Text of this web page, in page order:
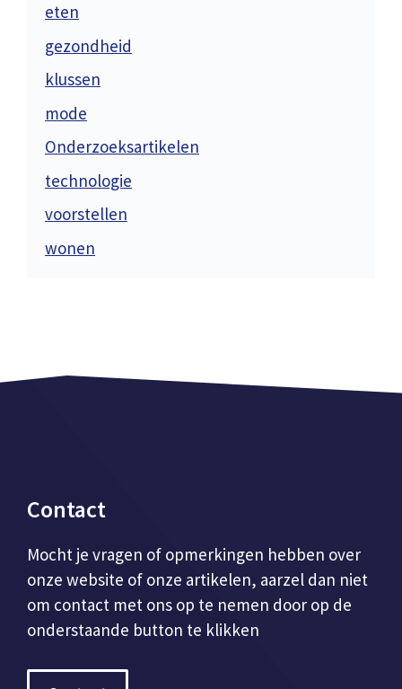
eten
gezondheid
klussen
mode
Onderzoeksartikelen
technologie
voorstellen
wonen
Contact
Mocht je vragen of opmerkingen hebben over
onze website of onze artikelen, aarzel dan niet
om contact met ons op te nemen door op de
onderstaande button te klikken